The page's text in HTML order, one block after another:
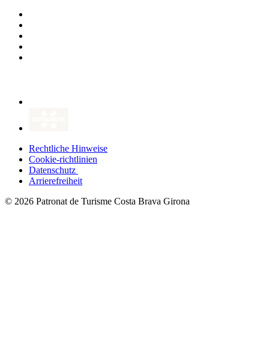
Rechtliche Hinweise
Cookie-richtlinien
Datenschutz
Arrierefreiheit
© 2026 Patronat de Turisme Costa Brava Girona